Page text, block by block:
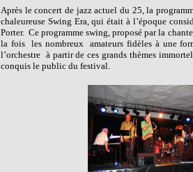
Après le concert de jazz actuel du 25, la
chaleureuse Swing Era, qui était à l’époque
Porter. Ce programme swing, proposé par la
la fois
les nombreux
amateurs fidèles à une
l’orchestre à partir de ces grands thèmes
conquis le public du festival.